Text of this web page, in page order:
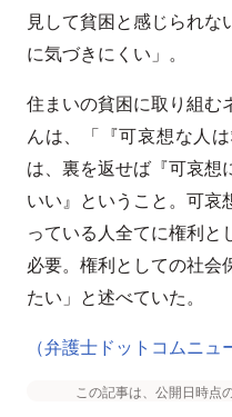
見して貧困と感じられな
に気づきにくい」。
住まいの貧困に取り組む
んは、「『可哀想な人
は、裏を返せば『可哀想
いい』ということ。可哀
っている人全てに権利
必要。権利としての社会
たい」と述べていた。
（弁護士ドットコムニュ
この記事は、公開日時点